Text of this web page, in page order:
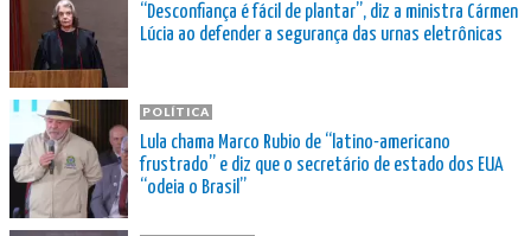
“Desconfiança é fácil de plantar”, diz a ministra Cármen
Lúcia ao defender a segurança das urnas eletrônicas
POLÍTICA
Lula chama Marco Rubio de “latino-americano
frustrado” e diz que o secretário de estado dos EUA
“odeia o Brasil”